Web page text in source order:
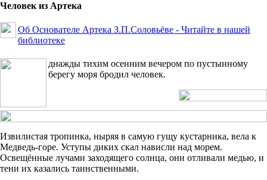
Человек из Артека
Об Основателе Артека З.П.Соловьёве - Читайте в нашей
библиотеке
днажды тихим осенним вечером по пустынному
берегу моря бродил человек.
Извилистая тропинка, ныряя в самую гущу кустарника, вела к
Медведь-горе. Уступы диких скал нависли над морем.
Освещённые лучами заходящего солнца, они отливали медью, и
тени их казались таинственными.